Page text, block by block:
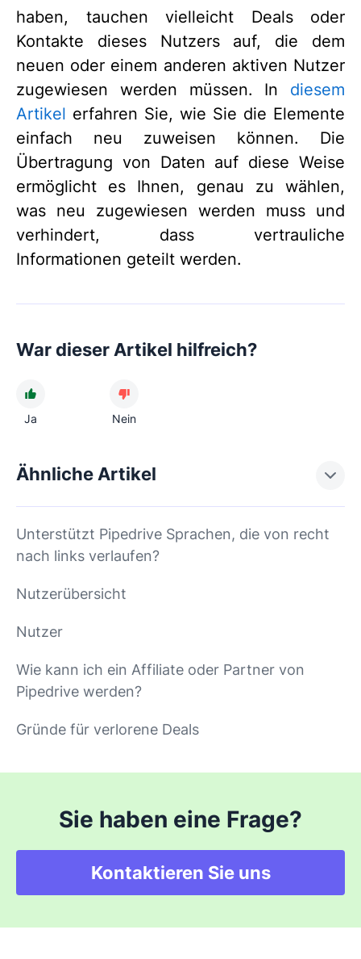
haben, tauchen vielleicht Deals oder
Kontakte dieses Nutzers auf, die dem
neuen oder einem anderen aktiven Nutzer
zugewiesen werden müssen. In diesem
Artikel erfahren Sie, wie Sie die Elemente
einfach neu zuweisen können. Die
Übertragung von Daten auf diese Weise
ermöglicht es Ihnen, genau zu wählen,
was neu zugewiesen werden muss und
verhindert, dass vertrauliche
Informationen geteilt werden.
War dieser Artikel hilfreich?
Ja Nein
Ähnliche Artikel
Unterstützt Pipedrive Sprachen, die von recht
nach links verlaufen?
Nutzerübersicht
Nutzer
Wie kann ich ein Affiliate oder Partner von
Pipedrive werden?
Gründe für verlorene Deals
Sie haben eine Frage?
Kontaktieren Sie uns